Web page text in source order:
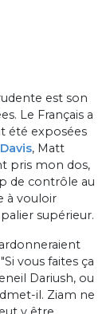
est son
Le Français a
été exposées
, Matt
pris mon dos,
de contrôle au
à vouloir
supérieur.
vous faites ça
Dariush, ou
il. Ziam ne